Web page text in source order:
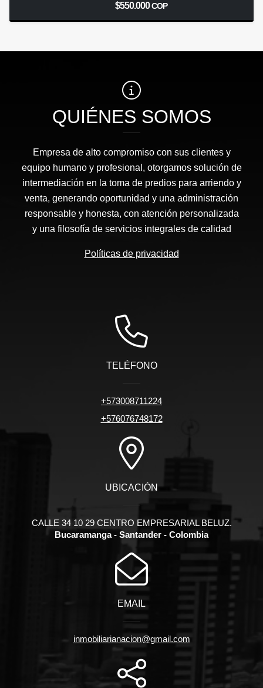
$550.000COP
QUIÉNES SOMOS
Empresa de alto compromiso con sus clientes y
equipo humano y profesional, otorgamos solución de
intermediación en la toma de predios para arriendo y
venta, generando oportunidad y una administración
responsable y honesta, con atención personalizada
y una filosofía de servicios integrales de calidad
Políticas de privacidad
TELÉFONO
+573008711224
+576076748172
UBICACIÓN
CALLE 34 10 29 CENTRO EMPRESARIAL BELUZ.
Bucaramanga - Santander - Colombia
EMAIL
inmobiliarianacion@gmail.com